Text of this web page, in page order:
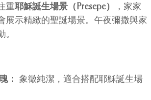
重耶穌誕生場景（Presepe）
，家家
展示精緻的聖誕場景。午夜彌撒與家
。
：
象徵純潔，適合搭配耶穌誕生場